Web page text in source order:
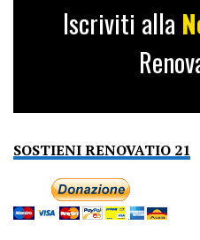
Iscriviti alla
SOSTIENI RENOVATIO 21